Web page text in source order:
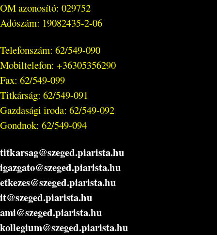
OM azonosító: 029752
Adószám: 19082435-2-06
Telefonszám: 62/549-090
Mobiltelefon: +36305356290
Fax: 62/549-099
Titkárság: 62/549-091
Gazdasági iroda: 62/549-092
Gondnok: 62/549-094
titkarsag@szeged.piarista.hu
igazgato@szeged.piarista.hu
etkezes@szeged.piarista.hu
it@szeged.piarista.hu
ami@szeged.piarista.hu
kollegium@szeged.piarista.hu